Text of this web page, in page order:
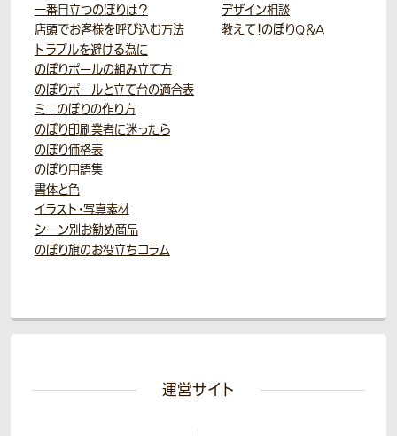
一番目立つのぼりは？
店頭でお客様を呼び込む方法
トラブルを避ける為に
のぼりポールの組み立て方
のぼりポールと立て台の適合表
ミニのぼりの作り方
のぼり印刷業者に迷ったら
のぼり価格表
のぼり用語集
書体と色
イラスト・写真素材
シーン別お勧め商品
のぼり旗のお役立ちコラム
デザイン相談
教えて！のぼりQ＆A
運営サイト